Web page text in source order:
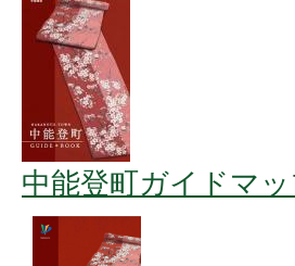
中能登町ガイドマ